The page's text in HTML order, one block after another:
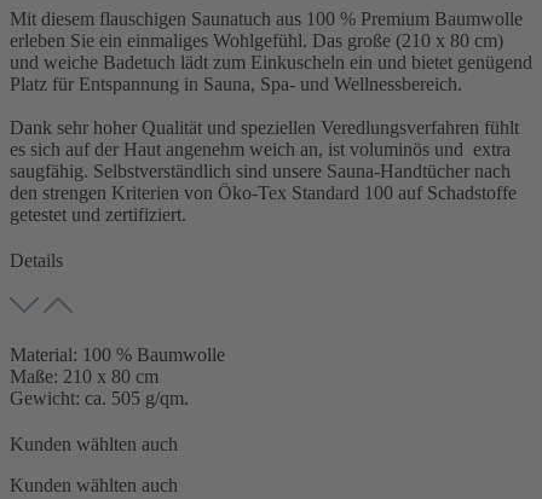
Mit diesem flauschigen Saunatuch aus 100 % Premium Baumwolle
erleben Sie ein einmaliges Wohlgefühl. Das große (210 x 80 cm)
und weiche Badetuch lädt zum Einkuscheln ein und bietet genügend
Platz für Entspannung in Sauna, Spa- und Wellnessbereich.
Dank sehr hoher Qualität und speziellen Veredlungsverfahren fühlt
es sich auf der Haut angenehm weich an, ist voluminös und extra
saugfähig. Selbstverständlich sind unsere Sauna-Handtücher nach
den strengen Kriterien von Öko-Tex Standard 100 auf Schadstoffe
getestet und zertifiziert.
Details
Material: 100 % Baumwolle
Maße: 210 x 80 cm
Gewicht: ca. 505 g/qm.
Kunden wählten auch
Kunden wählten auch